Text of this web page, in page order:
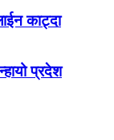
काट्दा
प्रदेश